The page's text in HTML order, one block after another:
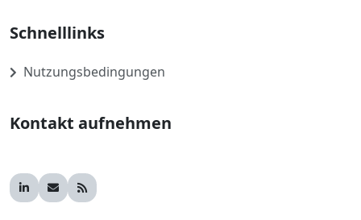
Schnelllinks
Nutzungsbedingungen
Kontakt aufnehmen